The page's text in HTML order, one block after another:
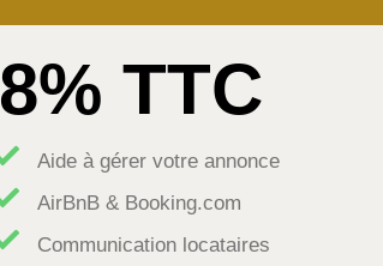
8% TTC
Aide à gérer votre annonce
AirBnB & Booking.com
Communication locataires